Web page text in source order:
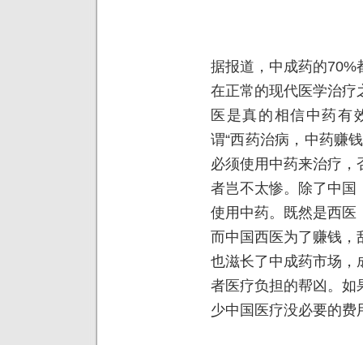
据报道，中成药的70%
在正常的现代医学治疗
医是真的相信中药有
谓“西药治病，中药赚
必须使用中药来治疗
者岂不太惨。除了中国
使用中药。既然是西医
而中国西医为了赚钱，
也滋长了中成药市场，
者医疗负担的帮凶。如
少中国医疗没必要的费